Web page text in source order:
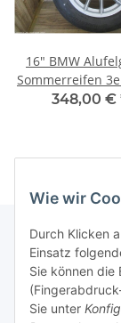
Wie wir
Durch Klicken
Einsatz
Sie können die
Sie unter
16" BMW
Sommerreifen
(G20, G21)
348,00 €
Informationen
Gesetzliche